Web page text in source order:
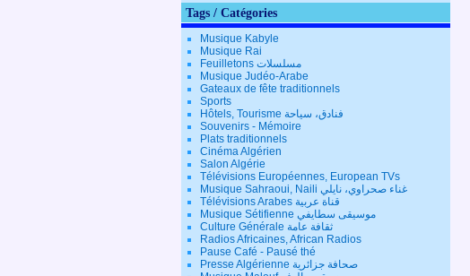
Tags / Catégories
Musique Kabyle
Musique Rai
Feuilletons مسلسلات
Musique Judéo-Arabe
Gateaux de fête traditionnels
Sports
Hôtels, Tourisme فنادق، سياحة
Souvenirs - Mémoire
Plats traditionnels
Cinéma Algérien
Salon Algérie
Télévisions Européennes, European TVs
Musique Sahraoui, Naili غناء صحراوي، نايلي
Télévisions Arabes قناة عربية
Musique Sétifienne موسيقى سطايفي
Culture Générale ثقافة عامة
Radios Africaines, African Radios
Pause Café - Pausé thé
Presse Algérienne صحافة جزائرية